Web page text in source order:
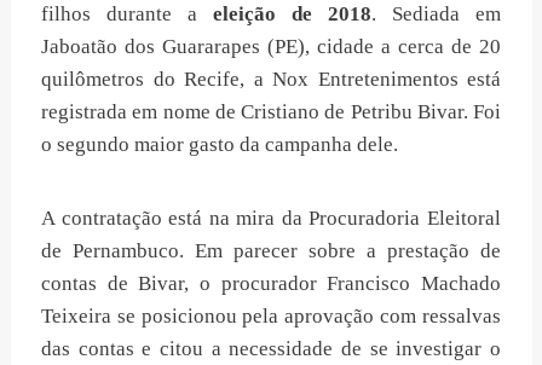
filhos durante a eleição de 2018. Sediada em
Jaboatão dos Guararapes (PE), cidade a cerca de 20
quilômetros do Recife, a Nox Entretenimentos está
registrada em nome de Cristiano de Petribu Bivar. Foi
o segundo maior gasto da campanha dele.
A contratação está na mira da Procuradoria Eleitoral
de Pernambuco. Em parecer sobre a prestação de
contas de Bivar, o procurador Francisco Machado
Teixeira se posicionou pela aprovação com ressalvas
das contas e citou a necessidade de se investigar o